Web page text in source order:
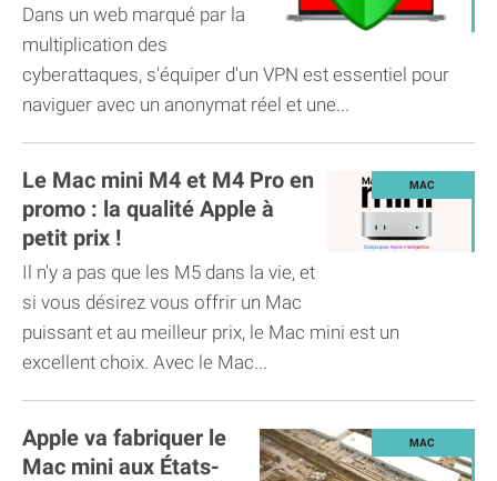
Dans un web marqué par la
multiplication des
cyberattaques, s'équiper d'un VPN est essentiel pour
naviguer avec un anonymat réel et une...
Le Mac mini M4 et M4 Pro en
promo : la qualité Apple à
petit prix !
Il n'y a pas que les M5 dans la vie, et
si vous désirez vous offrir un Mac
puissant et au meilleur prix, le Mac mini est un
excellent choix. Avec le Mac...
Apple va fabriquer le
Mac mini aux États-